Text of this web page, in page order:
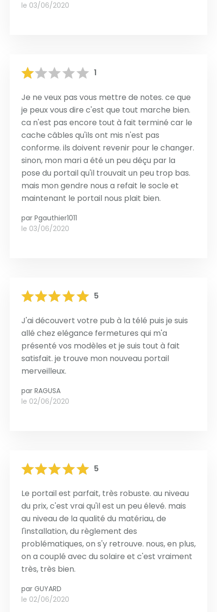
le 03/06/2020
1
Je ne veux pas vous mettre de notes. ce que
je peux vous dire c'est que tout marche bien.
ca n'est pas encore tout à fait terminé car le
cache câbles qu'ils ont mis n'est pas
conforme. ils doivent revenir pour le changer.
sinon, mon mari a été un peu déçu par la
pose du portail qu'il trouvait un peu trop bas.
mais mon gendre nous a refait le socle et
maintenant le portail nous plait bien.
par Pgauthier1011
le 03/06/2020
5
J'ai découvert votre pub à la télé puis je suis
allé chez elégance fermetures qui m'a
présenté vos modèles et je suis tout à fait
satisfait. je trouve mon nouveau portail
merveilleux.
par RAGUSA
le 02/06/2020
5
Le portail est parfait, très robuste. au niveau
du prix, c'est vrai qu'il est un peu élevé. mais
au niveau de la qualité du matériau, de
l'installation, du règlement des
problématiques, on s'y retrouve. nous, en plus,
on a couplé avec du solaire et c'est vraiment
très, très bien.
par GUYARD
le 02/06/2020